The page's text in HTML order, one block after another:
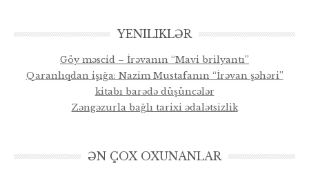
YENILIKLƏR
Göy məscid – İrəvanın “Mavi brilyantı”
Qaranlıqdan işığa: Nazim Mustafanın “İrəvan şəhəri”
kitabı barədə düşüncələr
Zəngəzurla bağlı tarixi ədalətsizlik
ƏN ÇOX OXUNANLAR